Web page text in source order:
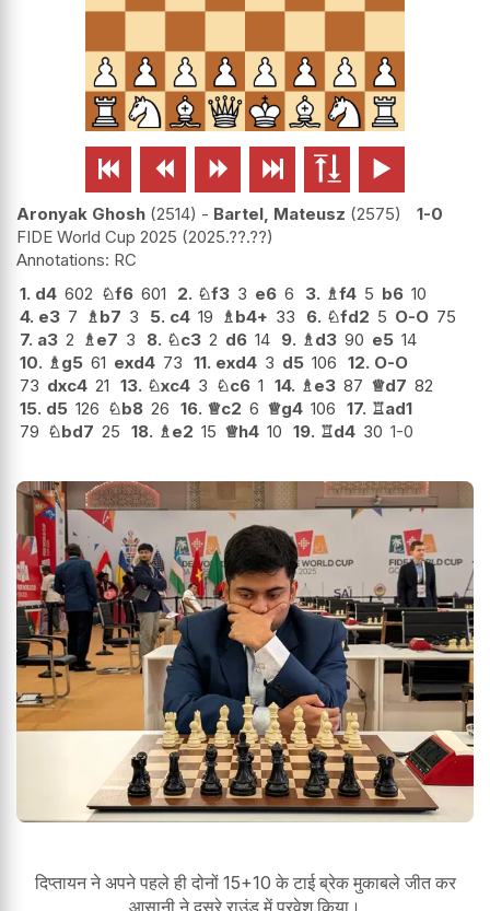
     
Aronyak Ghosh 2514 - Bartel, Mateusz 2575
1-0
FIDE World Cup 2025 2025.??.??
RC
1. d4 602 ♘f6 601 2. ♘f3 3 e6 6 3. ♗f4 5 b6 10
4. e3 7 ♗b7 3 5. c4 19 ♗b4+ 33 6. ♘fd2 5 O-O 75
7. a3 2 ♗e7 3 8. ♘c3 2 d6 14 9. ♗d3 90 e5 14
10. ♗g5 61 exd4 73 11. exd4 3 d5 106 12. O-O
73 dxc4 21 13. ♘xc4 3 ♘c6 1 14. ♗e3 87 ♕d7 82
15. d5 126 ♘b8 26 16. ♕c2 6 ♕g4 106 17. ♖ad1
79 ♘bd7 25 18. ♗e2 15 ♕h4 10 19. ♖d4 30 1-0
दिप्तायन ने अपने पहले ही दोनों 15+10 के टाई ब्रेक मुकाबले जीत कर
आसानी ने दूसरे राउंड में प्रवेश किया।